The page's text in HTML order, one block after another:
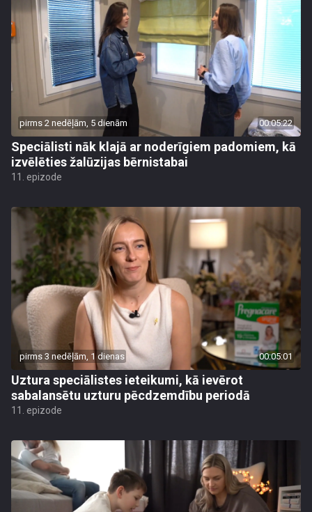
pirms 2 nedēļām, 5 dienām 00:05:22
Speciālisti nāk klajā ar noderīgiem padomiem, kā
izvēlēties žalūzijas bērnistabai
11. epizode
pirms 3 nedēļām, 1 dienas 00:05:01
Uztura speciālistes ieteikumi, kā ievērot
sabalansētu uzturu pēcdzemdību periodā
11. epizode